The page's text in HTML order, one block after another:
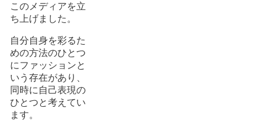
このメディアを立
ち上げました。
自分自身を彩るた
めの方法のひとつ
にファッションと
いう存在があり、
同時に自己表現の
ひとつと考えてい
ます。